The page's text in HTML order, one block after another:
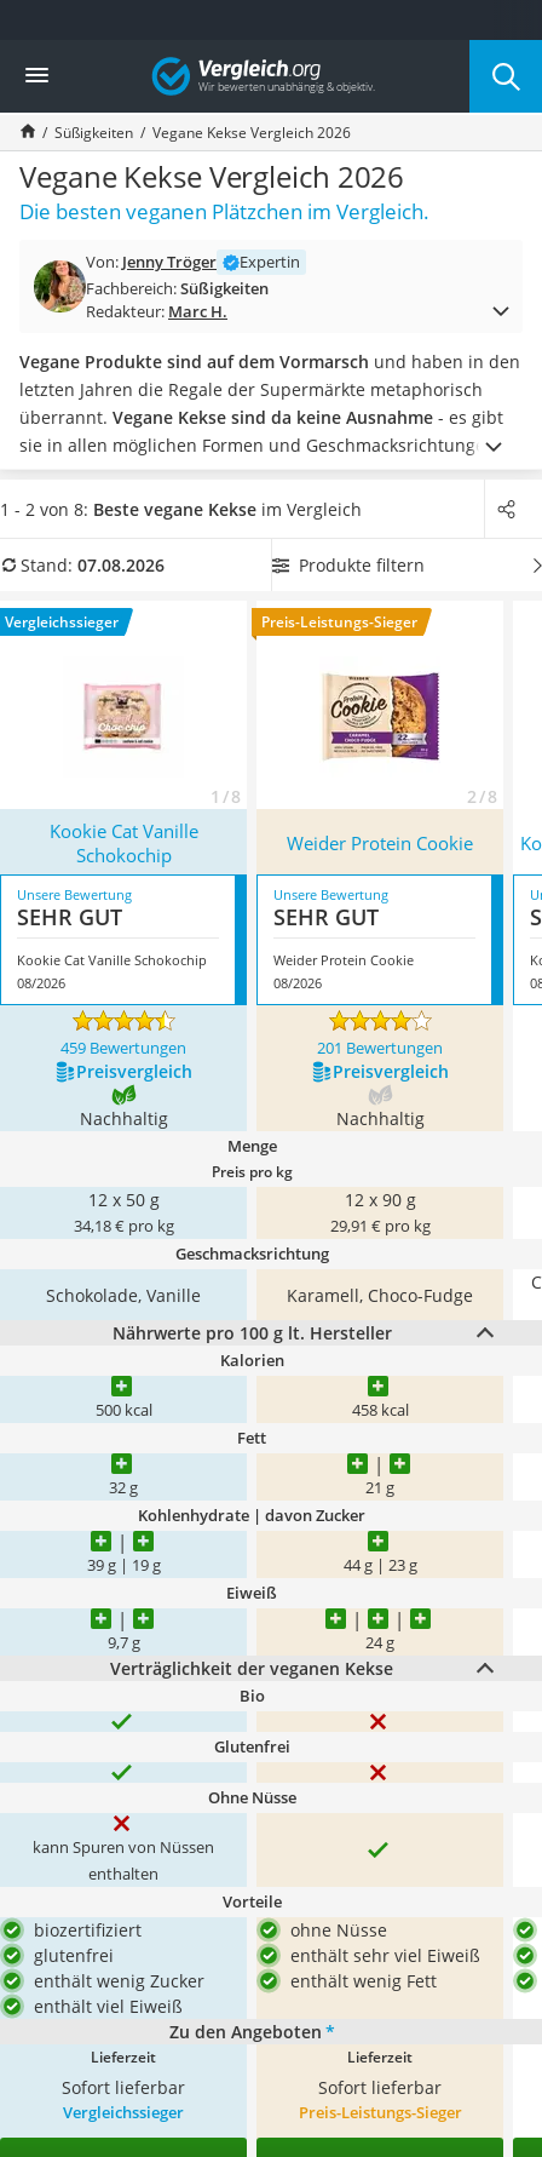
Die beliebtesten Vergleiche nach Kategorie
Lebensmittel
Schwarzkümmelöl
Knäckebrot
Schwarzkümmelöl-Kapseln
Manukahonig
Eiklar
Balsamico-Essig
Schwarzkümmelöl bio
Honig
Gemüsebrühe
Eiskaffee-Pulver
Irischer Whiskey
Grapefruitkernextrakt
Matcha-Set
MCT-Öl
Erythrit
Müsli ohne Zuckerzusatz
Vergleich
Süßigkeiten Vegane Kekse Vergleich 2026
Vegane Kekse Vergleich 2026
Die besten veganen Plätzchen im Vergleich.
Von: Jenny Tröger
Expertin
Fachbereich:Süßigkeiten
Redakteur: Marc H.
Vegane Produkte sind auf dem Vormarsch und haben in den
letzten Jahren die Regale der Supermärkte metaphorisch
überrannt. Vegane Kekse sind da keine Ausnahme - es gibt
sie in allen möglichen Formen und Geschmacksrichtungen,
mit natürlichen Zutaten wieHaferflockenaber auch als
schmackhaften Nachtisch für zwischendurch.
Lieblingsgeschmack
aus. Online-Tests zeigen, dass es die
gibt, von Zitrone über Schokolade bis hin zu Karamell.
Überzeugt hat uns hier im August 2026 besonders das
*
Eigenschaften.
1 - 2 von 8: Beste vegane Kekse im Vergleich
Stand: 07.08.2026 Produkte filtern
Vergleichssieger
1 / 8
Preis-Leistungs-Sieger
2 / 8
Kookie Cat Vanille
Schokochip
Weider Protein Cookie
Unsere Bewertung
SEHR GUT
Kookie Cat Vanille Schokochip
08/2026
Unsere Bewertung
SEHR GUT
Weider Protein Cookie
08/2026
459 Bewertungen 201 Bewertungen
Preis­vergleich Preis­vergleich
Nachhaltig Nachhaltig
Menge
Preis pro kg
12 x 50 g
34,18 € pro kg
12 x 90 g
29,91 € pro kg
Geschmacksrichtung
Schokolade, Vanille Karamell, Choco-Fudge
Nährwerte pro 100 g lt. Hersteller
Kalorien
500 kcal 458 kcal
Fett
32 g 21 g
Kohlenhydrate | davon Zucker
39 g | 19 g 44 g | 23 g
Eiweiß
9,7 g 24 g
Verträglichkeit der veganen Kekse
Bio
Glutenfrei
Ohne Nüsse
kann Spuren von Nüssen
enthalten
Vorteile
biozertifiziert
glutenfrei
enthält wenig Zucker
enthält viel Eiweiß
ohne Nüsse
enthält sehr viel Eiweiß
enthält wenig Fett
Zu den Angeboten *
Lieferzeit
Sofort lieferbar
Lieferzeit
Sofort lieferbar
Vergleichssieger Preis-Leistungs-Sieger